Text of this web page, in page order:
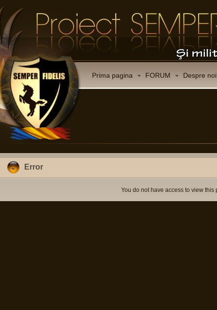
Prima pagina FORUM Despre noi
Error
You do not have access to view this